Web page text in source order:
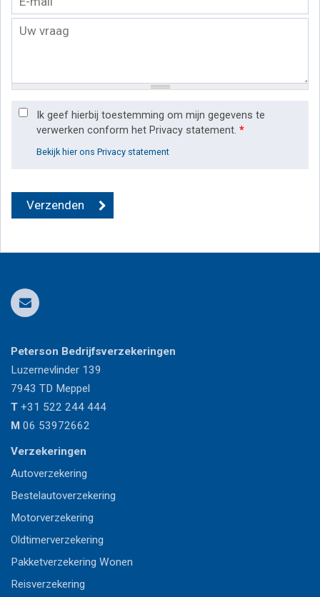
Ik geef hierbij toestemming om mijn gegevens te
verwerken conform het Privacy statement. *
Bekijk hier ons Privacy statement
Peterson Bedrijfsverzekeringen
Luzernevlinder 139
7943 TD Meppel
T +31 522 244 444
M 06 53972662
Verzekeringen
Autoverzekering
Bestelautoverzekering
Motorverzekering
Oldtimerverzekering
Pakketverzekering Wonen
Reisverzekering